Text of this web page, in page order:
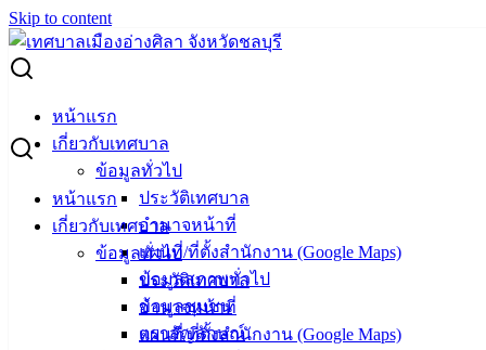
Skip to content
หน้าแรก
เกี่ยวกับเทศบาล
ข้อมูลทั่วไป
ประวัติเทศบาล
อำนาจหน้าที่
แผนที่/ที่ตั้งสำนักงาน (Google Maps)
ข้อมูลสภาพทั่วไป
ข้อมูลชุมชน
ตราสัญลักษณ์
หน้าแรก
เกี่ยวกับเทศบาล
ข้อมูลทั่วไป
ประวัติเทศบาล
อำนาจหน้าที่
แผนที่/ที่ตั้งสำนักงาน (Google Maps)
Search for:
คู่มือฉบับประชาชน กรณีรักษาแบบผู้ป่วยนอกและแยกกักกัน
ตนเอง (Outpatient with Self Isolation)
คู่มือฉบับประชาชน กรณีรักษาแบบผู้ป่วย
นอกและแยกกักกันตนเอง (Outpatient
with Self Isolation)
พฤษภาคม 5, 2022พฤษภาคม 5, 2022
vichakarn